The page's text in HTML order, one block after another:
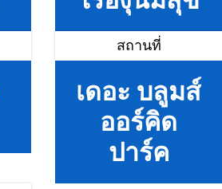
สถานที่
เดอะ บลูมส์
ออร์คิด
ปาร์ค